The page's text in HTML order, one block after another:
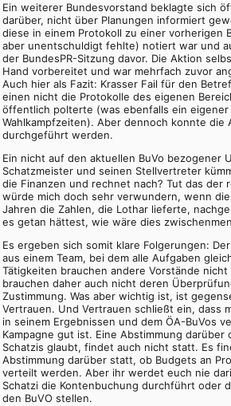
Ein weiterer Bundesvorstand beklagte sich
darüber, nicht über Planungen informiert
diese in einem Protokoll zu einer vorherigen
aber unentschuldigt fehlte) notiert war und
der BundesPR-Sitzung davor. Die Aktion
Hand vorbereitet und war mehrfach zuvor
Auch hier als Fazit: Krasser Fail für den
einen nicht die Protokolle des eigenen
öffentlich polterte (was ebenfalls ein eigener
Wahlkampfzeiten). Aber dennoch konnte die
durchgeführt werden.
Ein nicht auf den aktuellen BuVo bezogener
Schatzmeister und seinen Stellvertreter
die Finanzen und rechnet nach? Tut das der
würde mich doch sehr verwundern, wenn
Jahren die Zahlen, die Lothar lieferte,
es getan hättest, wie wäre dies
Es ergeben sich somit klare Folgerungen:
aus einem Team, bei dem alle Aufgaben
Tätigkeiten brauchen andere Vorstände nicht
brauchen daher auch nicht deren
Zustimmung. Was aber wichtig ist, ist
Vertrauen. Und Vertrauen schließt ein, dass
in seinem Ergebnissen und dem ÖA-BuVos
Kampagne gut ist. Eine Abstimmung darüber
Schatzis glaubt, findet auch nicht statt. Es
Abstimmung darüber statt, ob Budgets an
verteilt werden. Aber ihr werdet euch nie
Schatzi die Kontenbuchung durchführt oder
den BuVO stellen.